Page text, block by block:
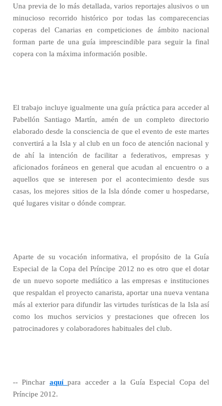
Una previa de lo más detallada, varios reportajes alusivos o un
minucioso recorrido histórico por todas las comparecencias
coperas del Canarias en competiciones de ámbito nacional
forman parte de una guía imprescindible para seguir la final
copera con la máxima información posible.
El trabajo incluye igualmente una guía práctica para acceder al
Pabellón Santiago Martín, amén de un completo directorio
elaborado desde la consciencia de que el evento de este martes
convertirá a la Isla y al club en un foco de atención nacional y
de ahí la intención de facilitar a federativos, empresas y
aficionados foráneos en general que acudan al encuentro o a
aquellos que se interesen por el acontecimiento desde sus
casas, los mejores sitios de la Isla dónde comer u hospedarse,
qué lugares visitar o dónde comprar.
Aparte de su vocación informativa, el propósito de la Guía
Especial de la Copa del Príncipe 2012 no es otro que el dotar
de un nuevo soporte mediático a las empresas e instituciones
que respaldan el proyecto canarista, aportar una nueva ventana
más al exterior para difundir las virtudes turísticas de la Isla así
como los muchos servicios y prestaciones que ofrecen los
patrocinadores y colaboradores habituales del club.
-- Pinchar aquípara acceder a la Guía Especial Copa del
Príncipe 2012.